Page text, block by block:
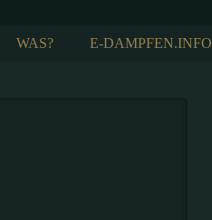
WAS? E-DAMPFEN.INFO